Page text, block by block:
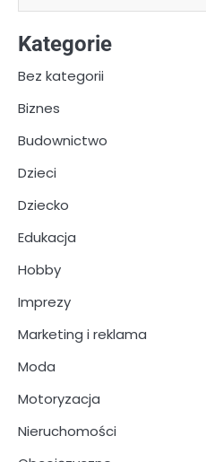
Kategorie
Bez kategorii
Biznes
Budownictwo
Dzieci
Dziecko
Edukacja
Hobby
Imprezy
Marketing i reklama
Moda
Motoryzacja
Nieruchomości